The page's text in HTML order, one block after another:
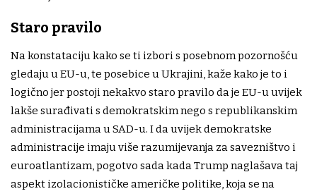
Staro pravilo
Na konstataciju kako se ti izbori s posebnom pozornošću
gledaju u EU-u, te posebice u Ukrajini, kaže kako je to i
logično jer postoji nekakvo staro pravilo da je EU-u uvijek
lakše surađivati s demokratskim nego s republikanskim
administracijama u SAD-u. I da uvijek demokratske
administracije imaju više razumijevanja za savezništvo i
euroatlantizam, pogotvo sada kada Trump naglašava taj
aspekt izolacionističke američke politike, koja se na